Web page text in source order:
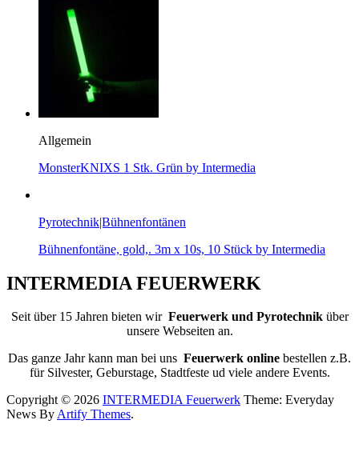
Allgemein
MonsterKNIXS 1 Stk. Grün by Intermedia
Pyrotechnik|Bühnenfontänen
Bühnenfontäne, gold,. 3m x 10s, 10 Stück by Intermedia
INTERMEDIA FEUERWERK
Seit über 15 Jahren bieten wir Feuerwerk und Pyrotechnik über
unsere Webseiten an.
Das ganze Jahr kann man bei uns Feuerwerk online bestellen z.B.
für Silvester, Geburstage, Stadtfeste ud viele andere Events.
Copyright © 2026 INTERMEDIA Feuerwerk Theme: Everyday
News ByArtify Themes.